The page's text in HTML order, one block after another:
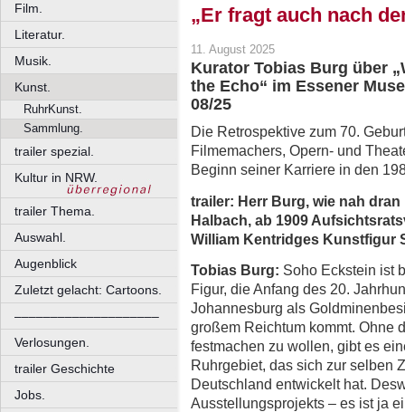
Film.
Literatur.
Musik.
Kunst.
RuhrKunst.
Sammlung.
trailer spezial.
Kultur in NRW.
trailer Thema.
Auswahl.
Augenblick
Zuletzt gelacht: Cartoons.
––––––––––––––––––––
Verlosungen.
trailer Geschichte
Jobs.
„Er fragt auch nach
11. August 2025
Kurator Tobias Burg über
the Echo“ im Essener
08/25
Die Retrospektive zum 70.
Filmemachers, Opern- und
Beginn seiner Karriere in den
trailer: Herr Burg, wie nah
Halbach, ab 1909
William Kentridges Kunstfigur
Tobias Burg: Soho Eckstein ist
Figur, die Anfang des 20.
Johannesburg als
großem Reichtum kommt. Ohne
festmachen zu wollen, gibt es
Ruhrgebiet, das sich zur selben
Deutschland entwickelt hat.
Ausstellungsprojekts – es ist ja